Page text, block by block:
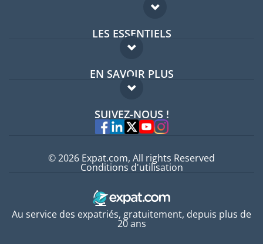
LES ESSENTIELS
Forum expatriés
Guides pays
EN SAVOIR PLUS
FAQ
Experts
SUIVEZ-NOUS !
Au service des expatriés, gratuitement, depuis plus de
20 ans
© 2026 Expat.com, All rights Reserved
Conditions d'utilisation